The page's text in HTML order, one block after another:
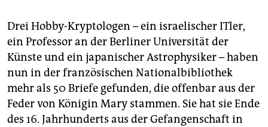
Drei Hobby-Kryptologen – ein israelischer ITler,
ein Professor an der Berliner Universität der
Künste und ein japanischer Astrophysiker – haben
nun in der französischen Nationalbibliothek
mehr als 50 Briefe gefunden, die offenbar aus der
Feder von Königin Mary stammen. Sie hat sie Ende
des 16. Jahrhunderts aus der Gefangenschaft in